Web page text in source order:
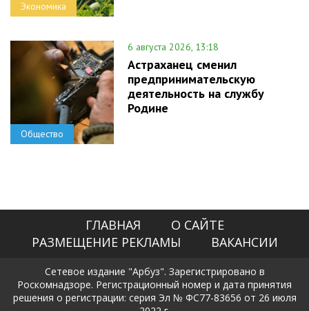
Экономика
Общество
6 августа 2026, 13:18
Астраханец сменил
предпринимательскую
деятельность на службу
Родине
ГЛАВНАЯ
О САЙТЕ
РАЗМЕЩЕНИЕ РЕКЛАМЫ
ВАКАНСИИ
Сетевое издание "Арбуз". Зарегистрировано в
Роскомнадзоре. Регистрационный номер и дата принятия
решения о регистрации: серия Эл № ФС77-83656 от 26 июля